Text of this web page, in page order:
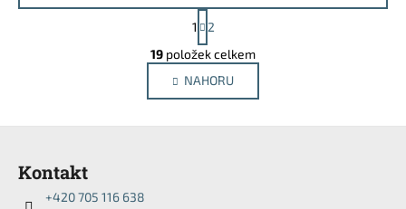
O
v
l
á
d
S
t
r
á
n
k
1
2
19 položek celkem
NAHORU
Kontakt
+420 705 116 638